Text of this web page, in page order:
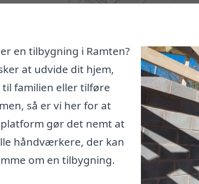
en tilbygning i Ramten?
at udvide dit hjem,
til familien eller tilføre
så er vi her for at
gør det nemt at
håndværkere, der kan
om en tilbygning.